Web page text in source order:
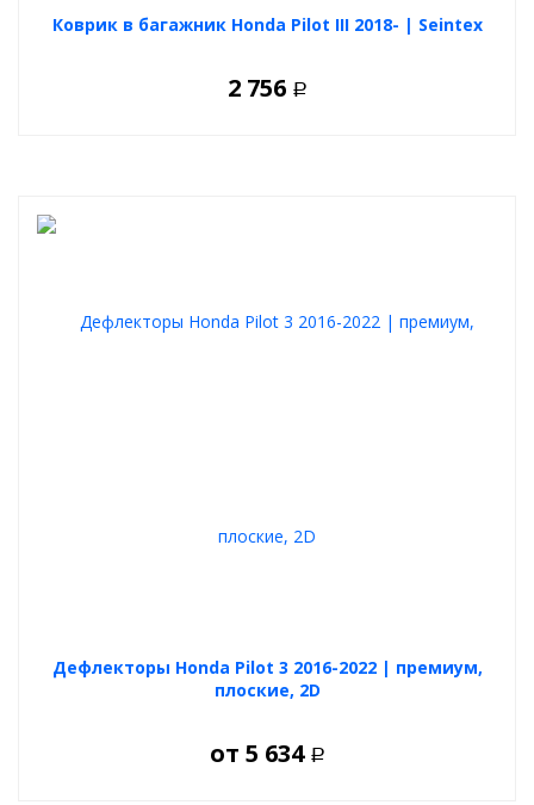
Коврик в багажник Honda Pilot III 2018- | Seintex
2 756 Р
Дефлекторы Honda Pilot 3 2016-2022 | премиум,
плоские, 2D
от 5 634 Р